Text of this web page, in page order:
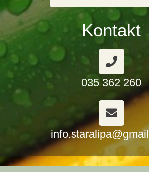
Kontakt
035 362 260